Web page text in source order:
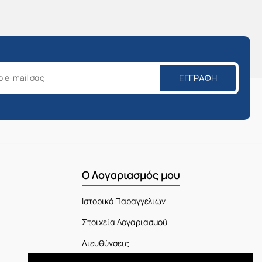
ΕΓΓΡΑΦΉ
Ο Λογαριασμός μου
Ιστορικό Παραγγελιών
Στοιχεία Λογαριασμού
Διευθύνσεις